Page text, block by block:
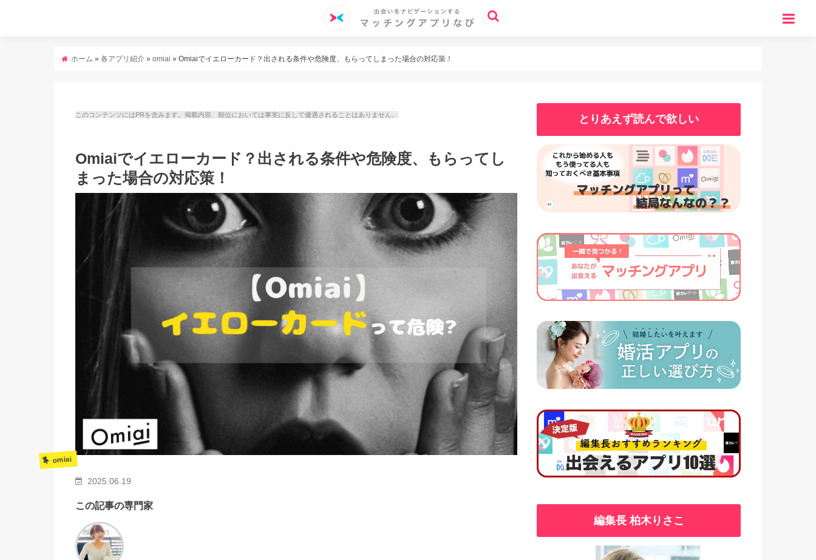
ホーム » 各アプリ紹介 » omiai » Omiaiでイエローカード？出される条件や危険度、もらってしまった場合の対応策！
このコンテンツにはPRを含みます。掲載内容、順位においては事実に反して優遇されることはありません。
Omiaiでイエローカード？出される条件や危険度、もらってし
まった場合の対応策！
omiai
2025.06.19
この記事の専門家
とりあえず読んで欲しい
編集長 柏木りさこ